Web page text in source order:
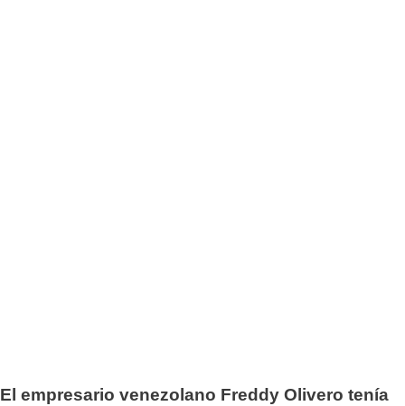
El empresario venezolano Freddy Olivero tenía